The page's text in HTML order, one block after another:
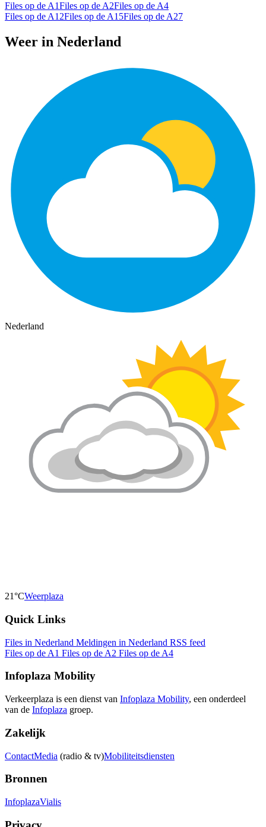
Files op de A1Files op de A2Files op de A4
Files op de A12Files op de A15Files op de A27
Weer in Nederland
Nederland
21°CWeerplaza
Quick Links
Files in Nederland Meldingen in Nederland RSS feed
Files op de A1 Files op de A2 Files op de A4
Infoplaza Mobility
Verkeerplaza is een dienst van Infoplaza Mobility, een onderdeel
van de Infoplaza groep.
Zakelijk
ContactMedia (radio & tv)Mobiliteitsdiensten
Bronnen
InfoplazaVialis